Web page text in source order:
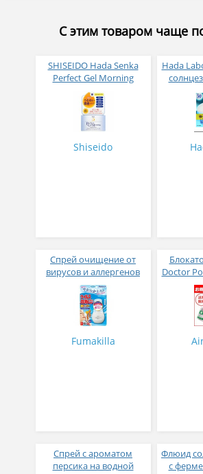
С этим товаром чаще
SHISEIDO Hada Senka
Perfect Gel Morning
Дневной гель для лица с
SPF50 + PA ++++ 90 гр
Shiseido
Hada
50+
Спрей очищение от
вирусов и аллергенов
слабокислый Virus Kafun
70 мл
Fumakilla
Doctor
Спрей с ароматом
персика на водной
Флюид
с